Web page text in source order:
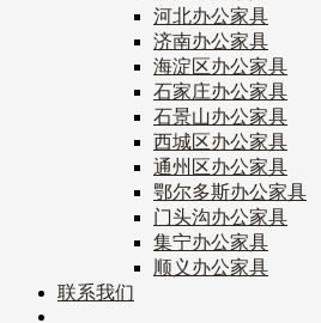
河北办公家具
济南办公家具
海淀区办公家具
石家庄办公家具
石景山办公家具
西城区办公家具
通州区办公家具
鄂尔多斯办公家具
门头沟办公家具
集宁办公家具
顺义办公家具
联系我们